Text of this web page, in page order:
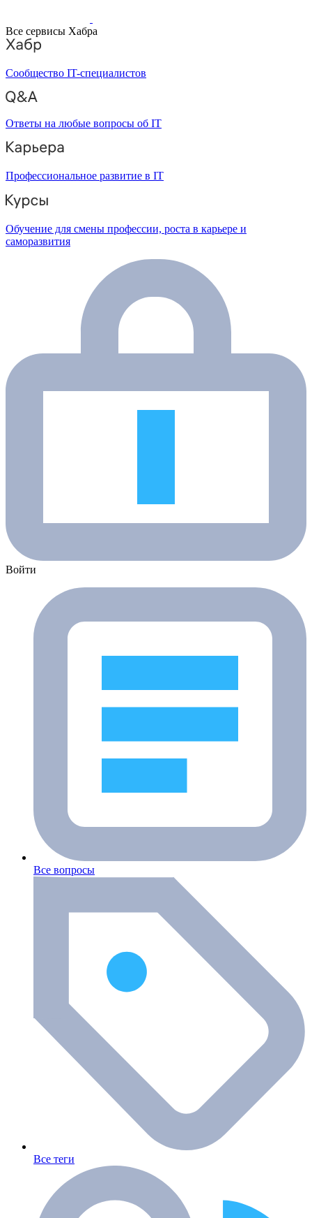
Все сервисы Хабра
Сообщество IT-специалистов
Ответы на любые вопросы об IT
Профессиональное развитие в IT
Обучение для смены профессии, роста в карьере и
саморазвития
Войти
Все вопросы
Все теги